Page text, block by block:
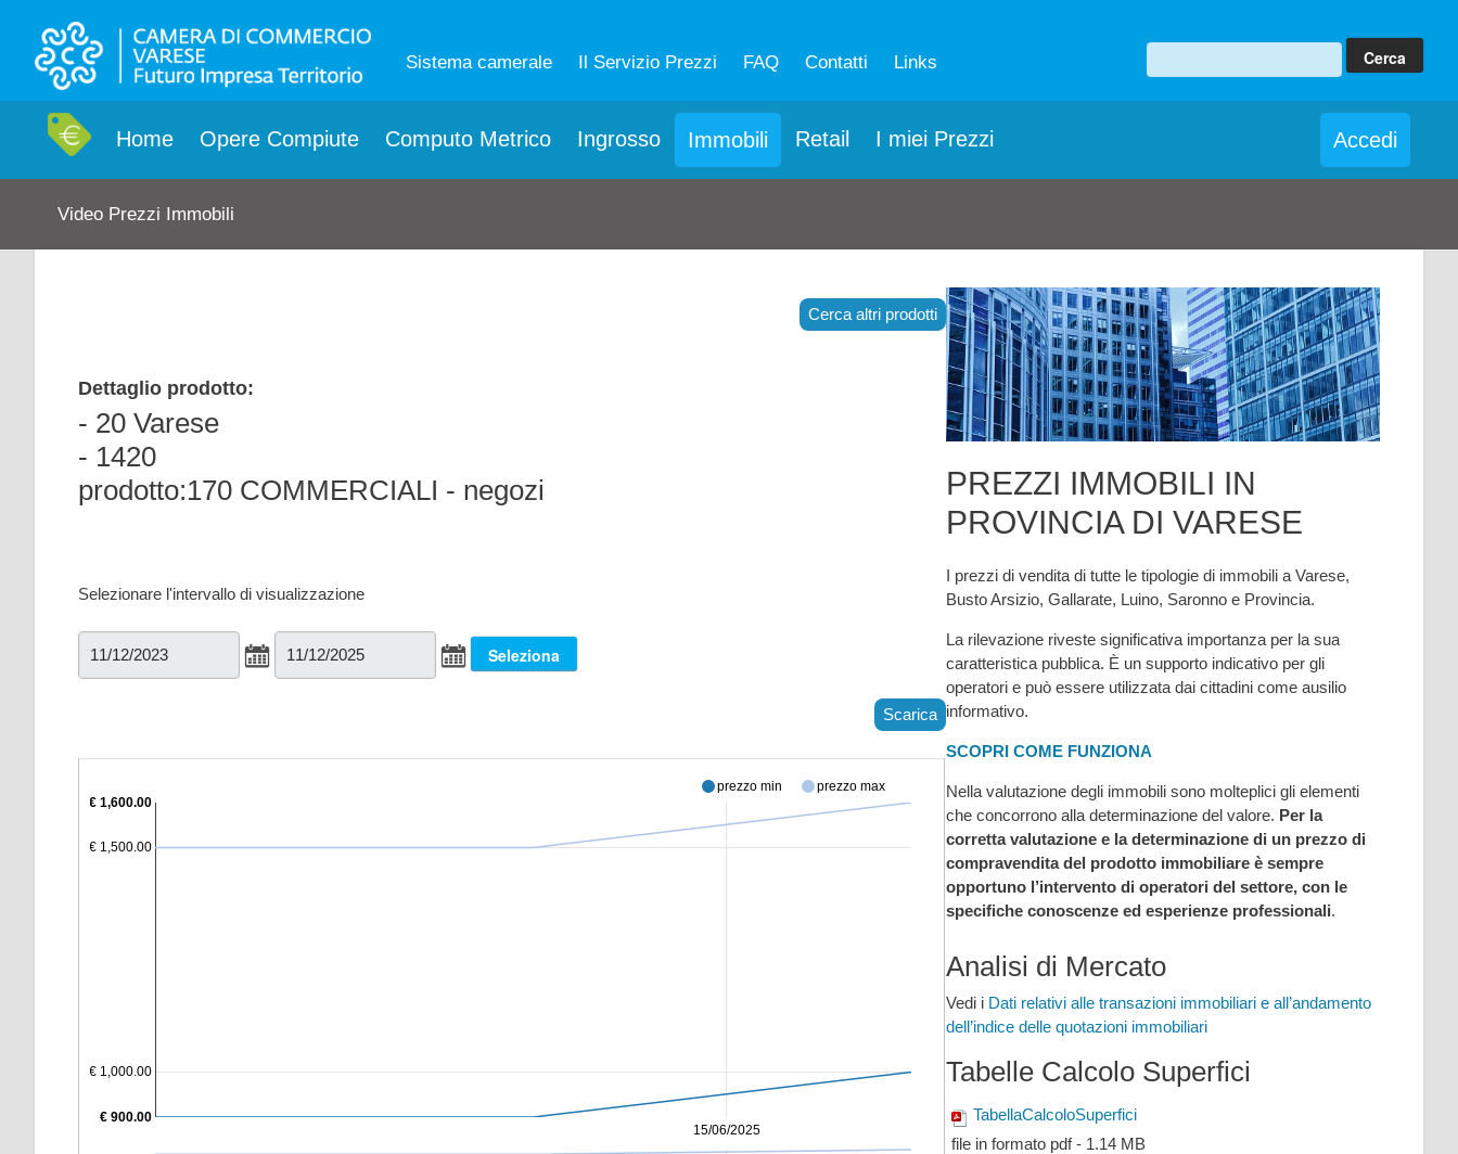
Sistema camerale Il Servizio Prezzi FAQ Contatti Links
Home Opere Compiute Computo Metrico Ingrosso Immobili Retail I miei Prezzi Accedi
Video Prezzi Immobili
Cerca altri prodotti
Dettaglio prodotto:
- 20 Varese
- 1420
prodotto:170 COMMERCIALI - negozi
Selezionare l'intervallo di visualizzazione
Scarica
prezzo min prezzo max
15/06/2025
€ 1,000.00
€ 1,500.00
€ 900.00
€ 1,600.00
PREZZI IMMOBILI IN
PROVINCIA DI VARESE
I prezzi di vendita di tutte le tipologie di immobili a Varese,
Busto Arsizio, Gallarate, Luino, Saronno e Provincia.
La rilevazione riveste significativa importanza per la sua
caratteristica pubblica. È un supporto indicativo per gli
operatori e può essere utilizzata dai cittadini come ausilio
informativo.
SCOPRI COME FUNZIONA
Nella valutazione degli immobili sono molteplici gli elementi
che concorrono alla determinazione del valore. Per la
corretta valutazione e la determinazione di un prezzo di
compravendita del prodotto immobiliare è sempre
opportuno l’intervento di operatori del settore, con le
specifiche conoscenze ed esperienze professionali.
Analisi di Mercato
Vedi i Dati relativi alle transazioni immobiliari e all’andamento
dell’indice delle quotazioni immobiliari
Tabelle Calcolo Superfici
TabellaCalcoloSuperfici
file in formato pdf - 1.14 MB